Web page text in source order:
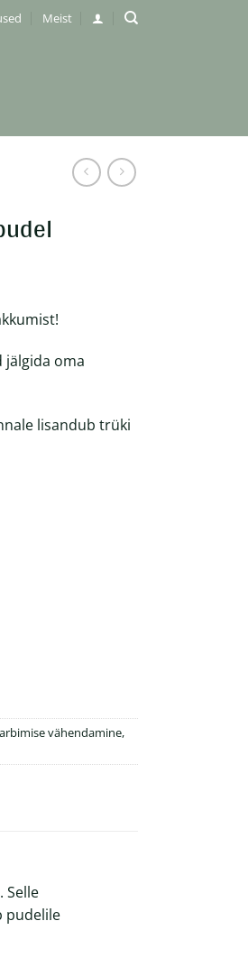
Meist
jälgida oma
lisandub trüki
vähendamine,
Selle
pudelile